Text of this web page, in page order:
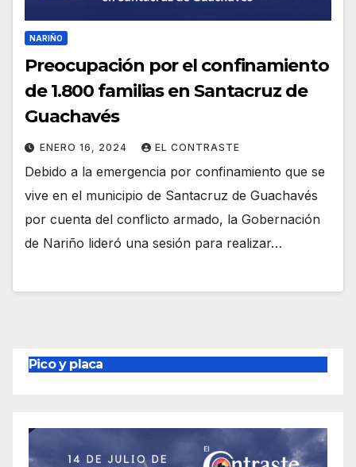
NARIÑO
Preocupación por el confinamiento
de 1.800 familias en Santacruz de
Guachavés
ENERO 16, 2024 EL CONTRASTE
Debido a la emergencia por confinamiento que se
vive en el municipio de Santacruz de Guachavés
por cuenta del conflicto armado, la Gobernación
de Nariño lideró una sesión para realizar…
Pico y placa